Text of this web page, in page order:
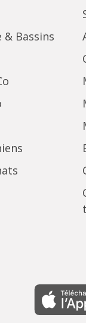
Bassins